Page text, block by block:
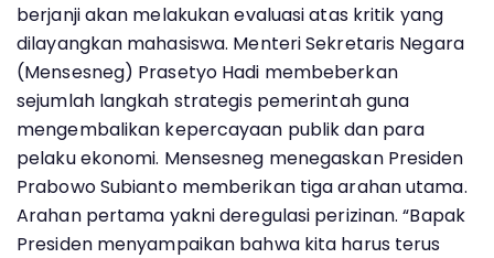
berjanji akan melakukan evaluasi atas kritik yang
dilayangkan mahasiswa. Menteri Sekretaris Negara
(Mensesneg) Prasetyo Hadi membeberkan
sejumlah langkah strategis pemerintah guna
mengembalikan kepercayaan publik dan para
pelaku ekonomi. Mensesneg menegaskan Presiden
Prabowo Subianto memberikan tiga arahan utama.
Arahan pertama yakni deregulasi perizinan. “Bapak
Presiden menyampaikan bahwa kita harus terus